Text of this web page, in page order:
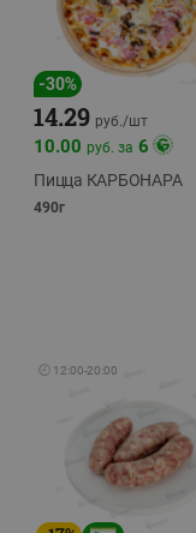
-30%
14.29 руб./шт
10.00 руб. за 6
Пицца КАРБОНАРА
490г
🕘 12:00-20:00